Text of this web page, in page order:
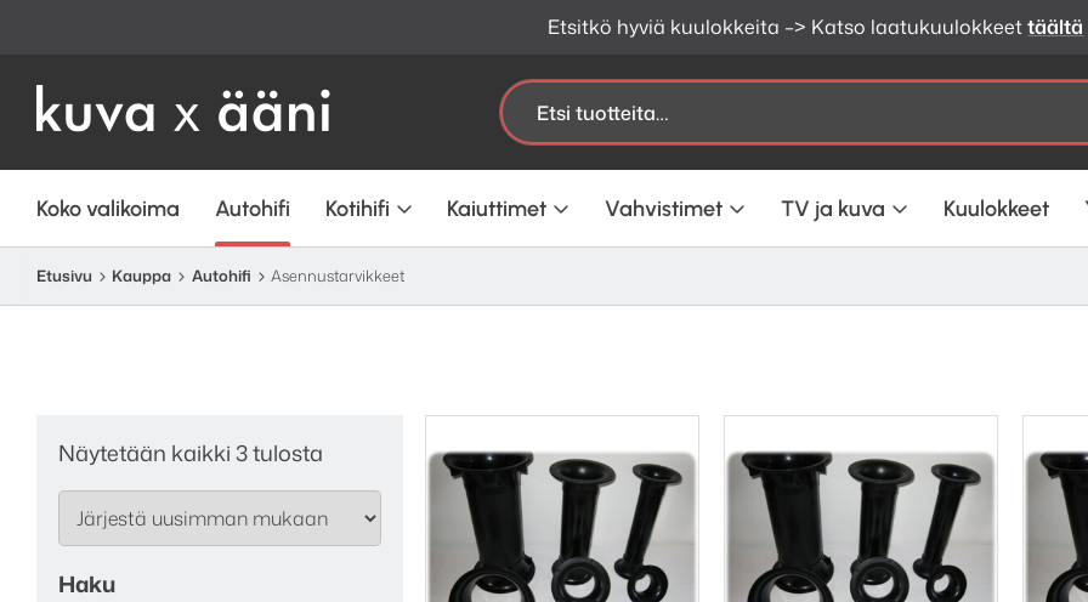
Etsitkö hyviä kuulokkeita –> Katso laatukuulokkeettäältä
Etsi:
Koko valikoima Autohifi Kotihifi Kaiuttimet Vahvistimet TV ja kuva Kuulokkeet
Etusivu Kauppa Autohifi Asennustarvikkeet
Näytetään kaikki 3 tulosta
by
latest
Haku